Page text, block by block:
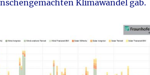
Klimawandel gab.